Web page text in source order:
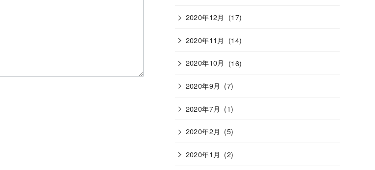
2020年12月 (17)
2020年11月 (14)
2020年10月 (16)
2020年9月 (7)
2020年7月 (1)
2020年2月 (5)
2020年1月 (2)